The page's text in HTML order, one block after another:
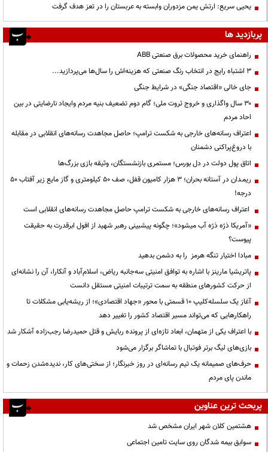
یحیی سریع: ارتش یمن مزدوران وابسته به عربستان را در تعز هدف گرفت
پربازدید ها
راهنمای خرید محصولات برق صنعتی ABB
3 اشتباه رایج در انتخاب رنگ صنعتی که هزینه‌اش را سال‌ها می‌پردازید...
جای خالی «اقتصاد جنگی» در شرایط جنگی
۳۰ سال واگذاری و خروج ثروت ملی؛ گام دوم تضعیف بنیه مردم وایجاد نارضایتی در بین
احاد مردم
اعتراف رسانه‌های خارجی به شکست ترامپ؛ حاصل مجاهدت رسانه‌های انقلابی در مقابله
با دروغ‌پراکنی دشمنان
اتاق پول دولت در دل بورس؛ مستمری بازنشستگان، وثیقه بازی بزرگ‌ها
ریمـدان در آستانه بحران؛ ۳ هزار کامیون قفل، صف ۵۰ کیلومتری و گاز مایع زیر آفتاب ۵۰
درجه!
اعتراف رسانه‌های خارجی به شکست ترامپ حاصل مجاهدت رسانه‌های انقلابی است
«آمریکا ذرّه ذرّه آب میشود»؛ چگونه پیشبینی رهبر شهید از افول ابرقدرت به حقیقت
پیوست؟
مبادا اختیار تنگه هرمز را به دشمن بدهید
پاتریشیا مارینز با اشاره به توافق امنیتی سه‌جانبه ریاض، اسلام‌آباد و آنکارا، آن را نشانه‌ای
از حرکت کشورهای منطقه به سمت ترتیبات امنیتی مستقل دانست
آغاز یک سلسله‌کلیپ ۱۰ قسمتی با محور «جهاد اقتصادی»؛ از ریشه‌یابی مشکلات تا
راهکارهایی که می‌تواند مسیر اقتصاد کشور را تغییر دهد
با اعتراف یکی از متهمان، ابعاد تازه‌ای از پرونده ربایش و قتل حمیدرضا رجب‌زاده آشکار شد
بازی‌های لیگ برتر فوتبال با تماشاگر برگزار می‌شود
حرف‌های صمیمانه یک تیم رسانه‌ای در روز خبرنگار؛ از سختی‌های کار، ندیده‌شدن زحمات و
ماندن پای مردم
پربحث ترین عناوین
هشتمین کلان شهر ایران مشخص شد
سوابق بیمه شدگان روی سایت تامین اجتماعی